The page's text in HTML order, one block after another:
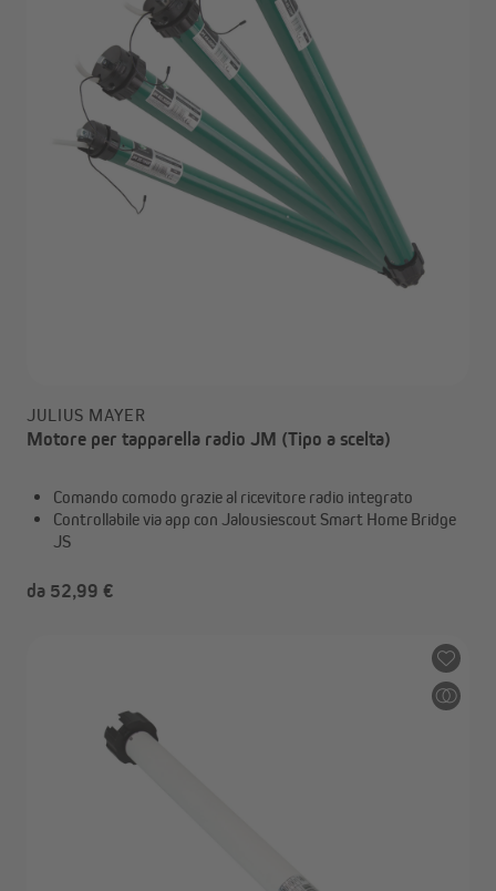
JULIUS MAYER
Motore per tapparella radio JM (Tipo a scelta)
Comando comodo grazie al ricevitore radio integrato
Controllabile via app con Jalousiescout Smart Home Bridge
JS
da 52,99 €